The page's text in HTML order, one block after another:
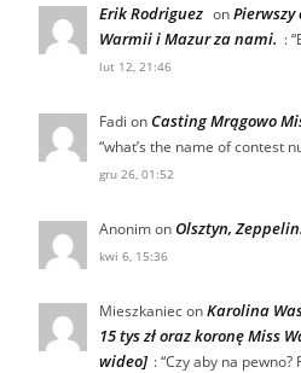
Erik Rodriguez on
Warmii i Mazur za nami. : “
lut 12, 21:46
Fadi onCasting Mrągowo
“what’s the name of contest
gru 26, 01:52
AnonimonOlsztyn,
kwi 6, 15:36
MieszkanieconKarolina
15 tys zł oraz koronę Miss
wideo] : “Czy aby na pewno?